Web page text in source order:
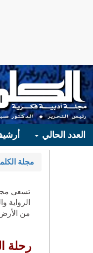
العدد الحالي
مجلة
تسعى
من الأرض
رحلة